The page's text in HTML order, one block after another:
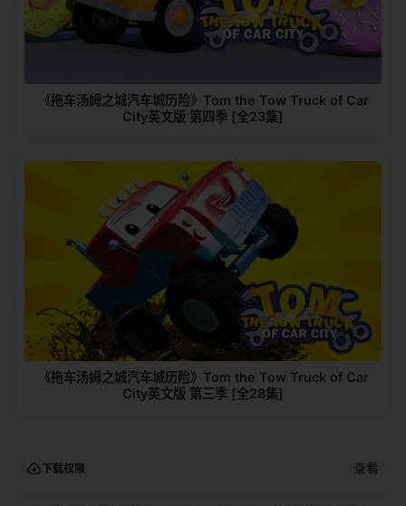
《拖车汤姆之城汽车城历险》Tom the Tow Truck of Car
City英文版 第四季 [全23集]
《拖车汤姆之城汽车城历险》Tom the Tow Truck of Car
City英文版 第三季 [全28集]
下载权限 查看